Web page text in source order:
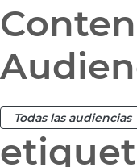
Todas las audiencias